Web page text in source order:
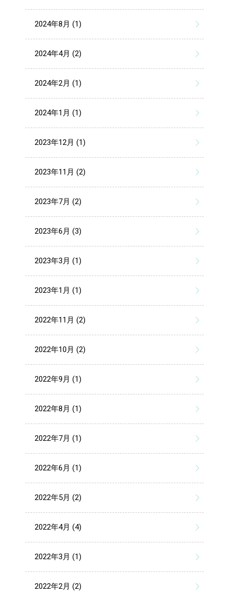
2024年8月 (1)
2024年4月 (2)
2024年2月 (1)
2024年1月 (1)
2023年12月 (1)
2023年11月 (2)
2023年7月 (2)
2023年6月 (3)
2023年3月 (1)
2023年1月 (1)
2022年11月 (2)
2022年10月 (2)
2022年9月 (1)
2022年8月 (1)
2022年7月 (1)
2022年6月 (1)
2022年5月 (2)
2022年4月 (4)
2022年3月 (1)
2022年2月 (2)